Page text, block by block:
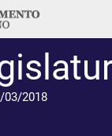
03/2018